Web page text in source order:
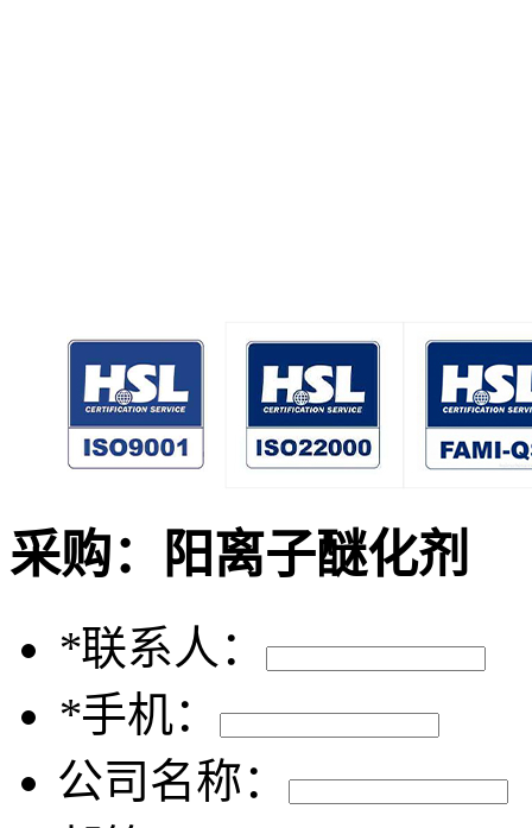
采购： 阳离子醚化剂
*联系人：
*手机：
公司名称：